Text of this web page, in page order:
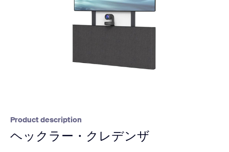
Product description
ヘックラー・クレデンザ